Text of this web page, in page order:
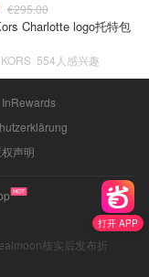
打开 APP
€295.00
Charlotte logo托特包
554人感兴趣
InRewards
声明
核实后发布折